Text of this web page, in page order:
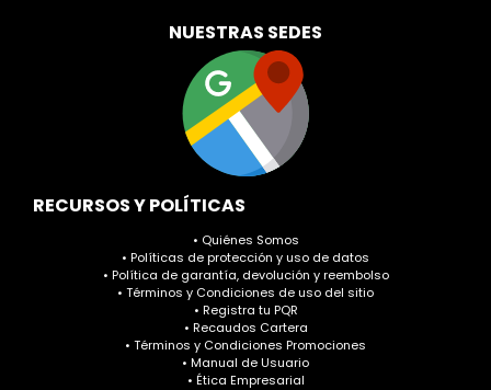
NUESTRAS SEDES
RECURSOS Y POLÍTICAS
• Quiénes Somos
• Políticas de protección y uso de datos
• Política de garantía, devolución y reembolso
• Términos y Condiciones de uso del sitio
• Registra tu PQR
• Recaudos Cartera
• Términos y Condiciones Promociones
• Manual de Usuario
• Ética Empresarial